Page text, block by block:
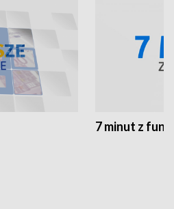
7 minut z